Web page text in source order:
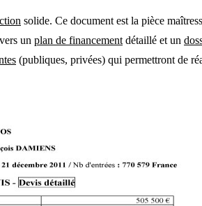
solide. Ce document est la pièce
un plan de financement détaillé et un
(publiques, privées) qui permettront de